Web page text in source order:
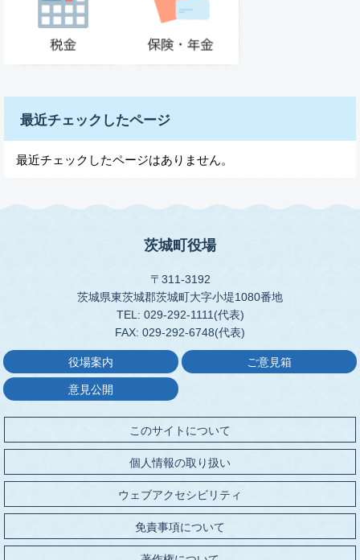
最近チェックしたページ
最近チェックしたページはありません。
茨城町役場
〒311-3192
茨城県東茨城郡茨城町大字小堤1080番地
TEL: 029-292-1111(代表)
FAX: 029-292-6748(代表)
役場案内 ご意見箱
意見公開
このサイトについて
個人情報の取り扱い
ウェブアクセシビリティ
免責事項について